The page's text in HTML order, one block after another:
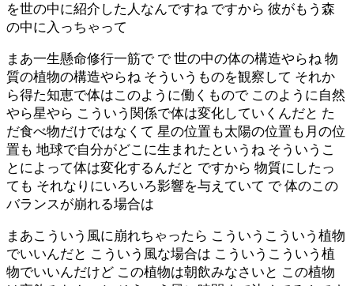
を世の中に紹介した人なんですね ですから 彼がもう森
の中に入っちゃって
まあ一生懸命修行一筋で で 世の中の体の構造やらね 物
質の植物の構造やらね そういうものを観察して それか
ら得た知恵で体はこのように働くもので このように自然
やら星やら こういう関係で体は変化していくんだと た
だ食べ物だけではなくて 星の位置も太陽の位置も月の位
置も 地球で自分がどこに生まれたというね そういうこ
とによって体は変化するんだと ですから 物質にしたっ
ても それなりにいろいろ影響を与えていて で 体のこの
バランスが崩れる場合は
まあこういう風に崩れちゃったら こういうこういう植物
でいいんだと こういう風な場合は こういうこういう植
物でいいんだけど この植物は朝飲みなさいと この植物